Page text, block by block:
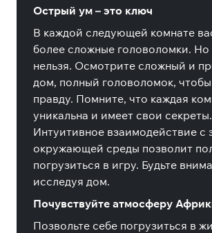
Острый ум – это ключ
В каждой следующей комнате
более сложные головоломки. Но
нельзя. Осмотрите сложный и
дом, полный головоломок, чтобы
правду. Помните, что каждая
уникальна и имеет свои секреты.
Интуитивное взаимодействие с
окружающей среды позволит
погрузиться в игру. Будьте
исследуя дом.
Почувствуйте атмосферу
Позвольте себе погрузиться в